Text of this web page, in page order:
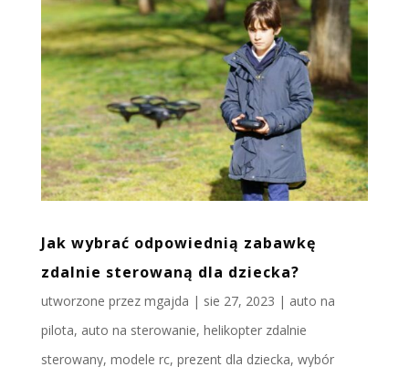
Jak wybrać odpowiednią zabawkę
zdalnie sterowaną dla dziecka?
utworzone przez mgajda | sie 27, 2023 | auto na
pilota, auto na sterowanie, helikopter zdalnie
sterowany, modele rc, prezent dla dziecka, wybór